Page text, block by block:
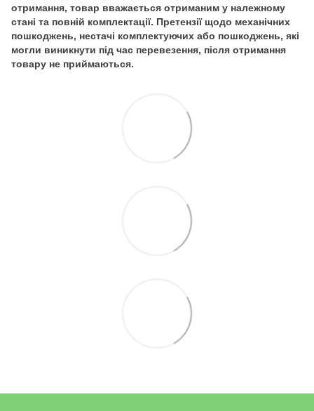
отримання, товар вважається отриманим у належному
стані та повній комплектації. Претензії щодо механічних
пошкоджень, нестачі комплектуючих або пошкоджень, які
могли виникнути під час перевезення, після отримання
товару не приймаються.